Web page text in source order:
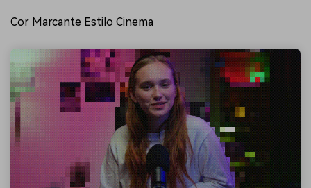
Cor Marcante Estilo Cinema